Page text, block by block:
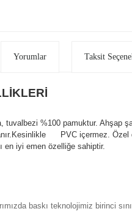
Yorumlar Taksit
tuvalbezi %100 pamuktur. Ahşap
Kesinlikle PVC içermez. Özel
en iyi emen özelliğe sahiptir.
baskı teknolojimiz birinci